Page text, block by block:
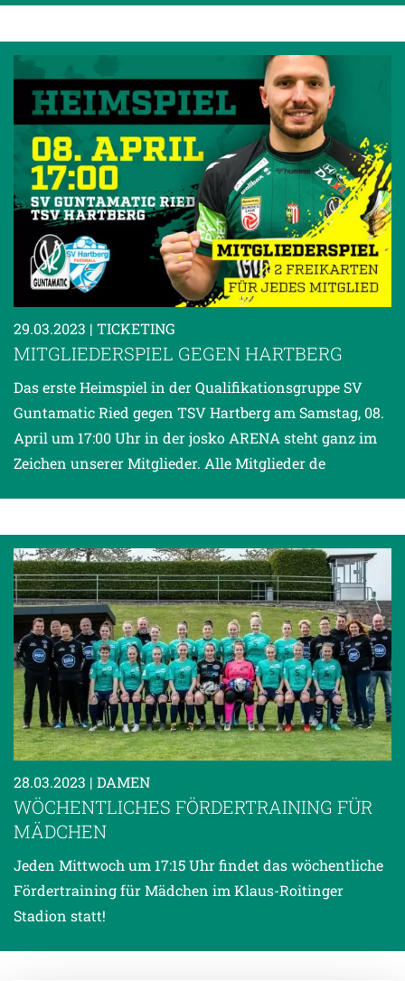
29.03.2023 | TICKETING
MITGLIEDERSPIEL GEGEN HARTBERG
Das erste Heimspiel in der Qualifikationsgruppe SV
Guntamatic Ried gegen TSV Hartberg am Samstag, 08.
April um 17:00 Uhr in der josko ARENA steht ganz im
Zeichen unserer Mitglieder. Alle Mitglieder de
28.03.2023 | DAMEN
WÖCHENTLICHES FÖRDERTRAINING FÜR
MÄDCHEN
Jeden Mittwoch um 17:15 Uhr findet das wöchentliche
Fördertraining für Mädchen im Klaus-Roitinger
Stadion statt!